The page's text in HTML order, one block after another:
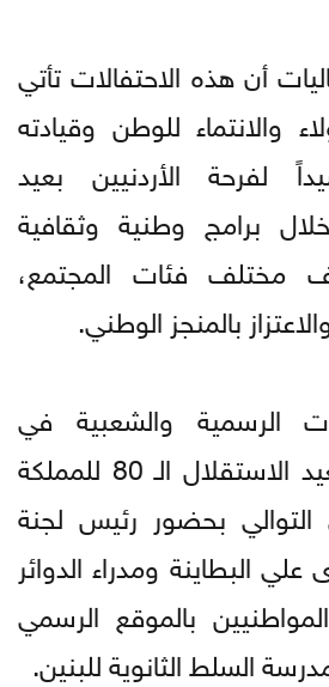
أن هذه الاحتفالات تأتي
والانتماء للوطن وقيادته
لفرحة الأردنيين بعيد
برامج وطنية وثقافية
مختلف فئات المجتمع،
بالمنجز الوطني.
الرسمية والشعبية في
محافظة البلقاء بعيد الاستقلال الـ 80 للمملكة
التوالي بحضور رئيس لجنة
علي البطاينة ومدراء الدوائر
بالموقع الرسمي
السلط الثانوية للبنين.